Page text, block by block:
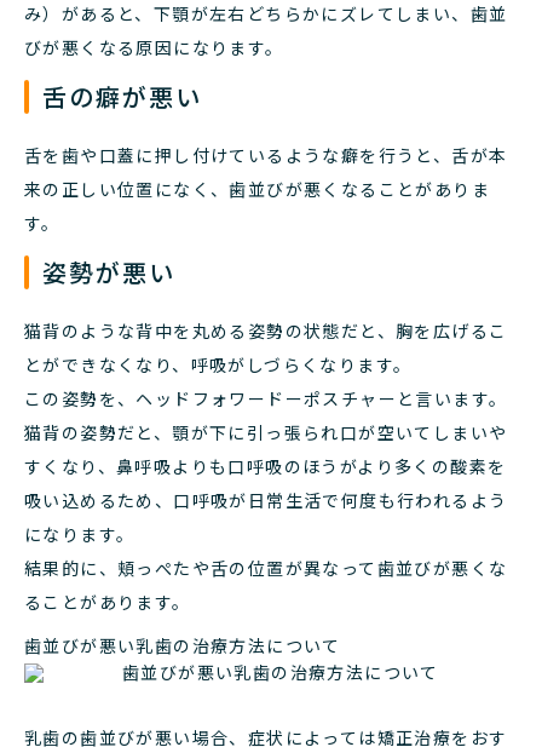
み）があると、下顎が左右どちらかにズレてしまい、歯並
びが悪くなる原因になります。
舌の癖が悪い
舌を歯や口蓋に押し付けているような癖を行うと、舌が本
来の正しい位置になく、歯並びが悪くなることがありま
す。
姿勢が悪い
猫背のような背中を丸める姿勢の状態だと、胸を広げるこ
とができなくなり、呼吸がしづらくなります。
この姿勢を、ヘッドフォワードーポスチャーと言います。
猫背の姿勢だと、顎が下に引っ張られ口が空いてしまいや
すくなり、鼻呼吸よりも口呼吸のほうがより多くの酸素を
吸い込めるため、口呼吸が日常生活で何度も行われるよう
になります。
結果的に、頬っぺたや舌の位置が異なって歯並びが悪くな
ることがあります。
歯並びが悪い乳歯の治療方法について
乳歯の歯並びが悪い場合、症状によっては矯正治療をおす